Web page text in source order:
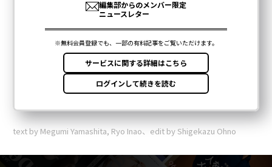
text by Megumi Yamashita, Ryo Inao、edit by Shigekazu Ohno